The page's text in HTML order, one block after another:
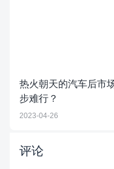
热火朝天的汽车后市
步难行？
2023-04-26
评论